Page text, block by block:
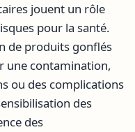
jouent un rôle
pour la santé.
de produits gonflés
une contamination,
ou des complications
des
des